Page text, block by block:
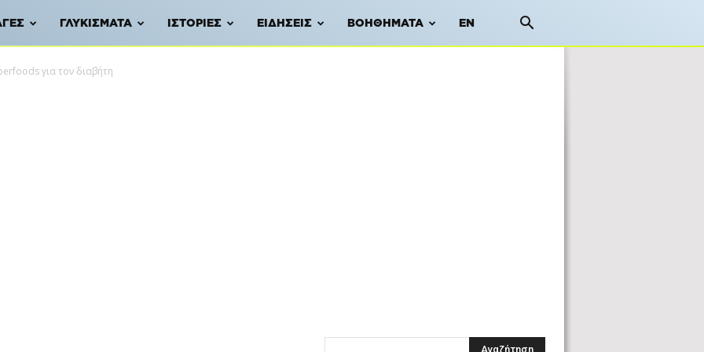
ΓΛΥΚΊΣΜΑΤΑ ΙΣΤΟΡΊΕΣ ΕΙΔΉΣΕΙΣ ΒΟΗΘΉΜΑΤΑ EN
για τον διαβήτη